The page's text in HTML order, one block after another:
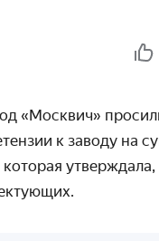
«Москвич»
к заводу на